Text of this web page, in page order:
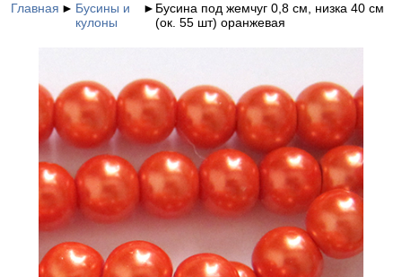
Главная ► Бусины и
кулоны
► Бусина под жемчуг 0,8 см, низка 40 см
(ок. 55 шт) оранжевая